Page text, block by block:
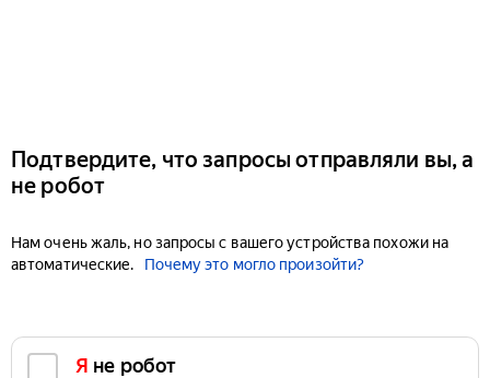
Подтвердите, что запросы отправляли вы, а
не робот
Нам очень жаль, но запросы с вашего устройства похожи на
автоматические.
Почему это могло произойти?
Я не робот